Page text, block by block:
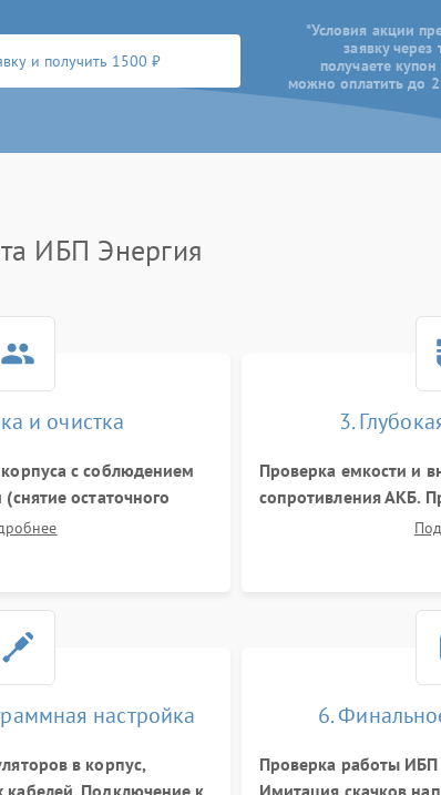
и получить 1500 ₽
*Условия акции
заявку
получаете
можно оплатить до
ИБП Энергия
и очистка
с соблюдением
остаточного
радиаторов и кулеров от
3.
Проверка емкости и
сопротивления АКБ.
транзисторов
настройка
в корпус,
Подключение к
6.
Проверка работы ИБП
Имитация скачков